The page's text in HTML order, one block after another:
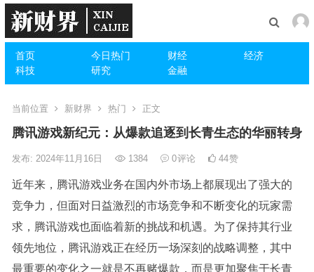
首页 今日热门 财经
经济
科技
研究 金融
当前位置 新财界 热门 正文
腾讯游戏新纪元：从爆款追逐到长青生态的华丽转身
发布: 2024年11月16日 1384 0评论 44赞
近年来，腾讯游戏业务在国内外市场上都展现出了强大的
竞争力，但面对日益激烈的市场竞争和不断变化的玩家需
求，腾讯游戏也面临着新的挑战和机遇。为了保持其行业
领先地位，腾讯游戏正在经历一场深刻的战略调整，其中
最重要的变化之一就是不再赌爆款，而是更加聚焦于长青